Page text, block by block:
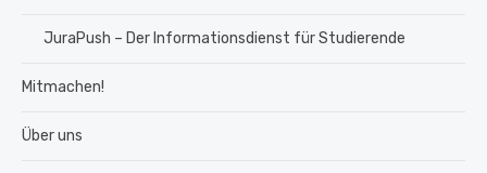
JuraPush – Der Informationsdienst für Studierende
Mitmachen!
Über uns